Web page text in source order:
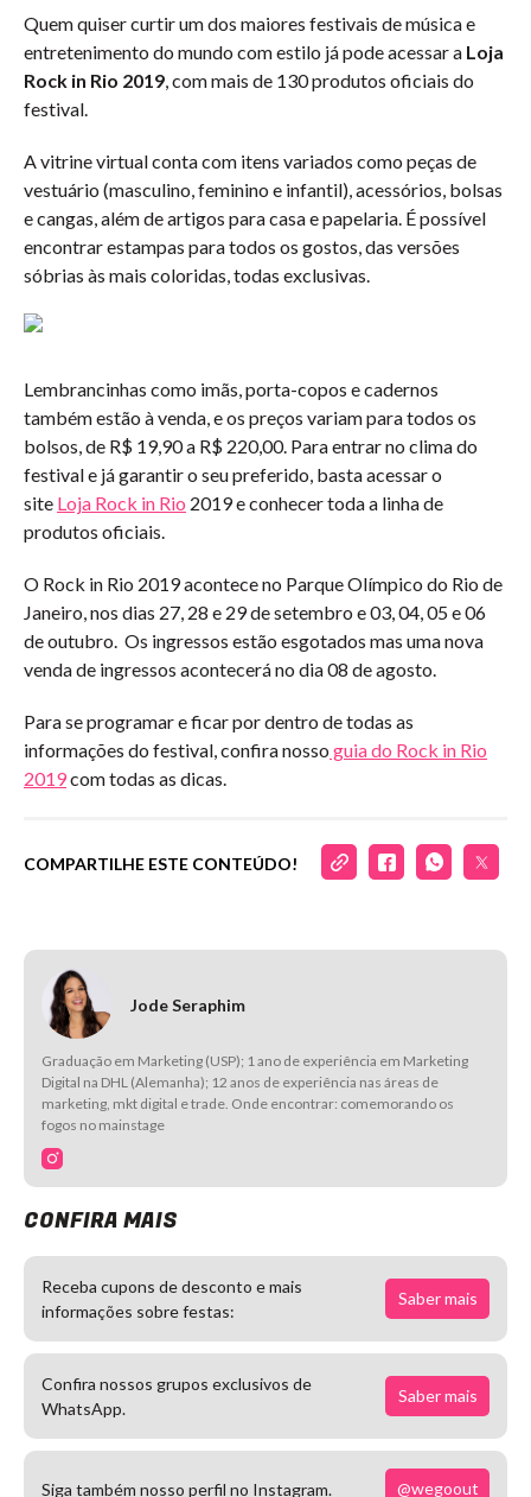
Quem quiser curtir um dos maiores festivais de música e
entretenimento do mundo com estilo já pode acessar a Loja
Rock in Rio 2019, com mais de 130 produtos oficiais do
festival.
A vitrine virtual conta com itens variados como peças de
vestuário (masculino, feminino e infantil), acessórios, bolsas
e cangas, além de artigos para casa e papelaria. É possível
encontrar estampas para todos os gostos, das versões
sóbrias às mais coloridas, todas exclusivas.
Lembrancinhas como imãs, porta-copos e cadernos
também estão à venda, e os preços variam para todos os
bolsos, de R$ 19,90 a R$ 220,00. Para entrar no clima do
festival e já garantir o seu preferido, basta acessar o
site Loja Rock in Rio 2019 e conhecer toda a linha de
produtos oficiais.
O Rock in Rio 2019 acontece no Parque Olímpico do Rio de
Janeiro, nos dias 27, 28 e 29 de setembro e 03, 04, 05 e 06
de outubro. Os ingressos estão esgotados mas uma nova
venda de ingressos acontecerá no dia 08 de agosto.
Para se programar e ficar por dentro de todas as
informações do festival, confira nosso guia do Rock in Rio
2019com todas as dicas.
COMPARTILHE ESTE CONTEÚDO!
Jode Seraphim
Graduação em Marketing (USP); 1 ano de experiência em Marketing
Digital na DHL (Alemanha); 12 anos de experiência nas áreas de
marketing, mkt digital e trade. Onde encontrar: comemorando os
fogos no mainstage
CONFIRA MAIS
Receba cupons de desconto e mais
informações sobre festas:
Saber mais
Confira nossos grupos exclusivos de
WhatsApp.
Saber mais
Siga também nosso perfil no Instagram. @wegoout